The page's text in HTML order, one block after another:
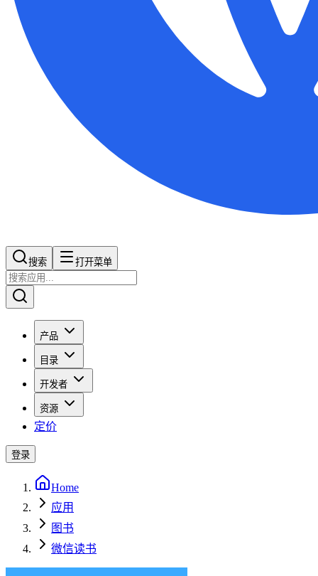
搜索​​​​ 打开菜单
产品
目录
开发者
资源
定价
登录
Home
应用
图书
微信读书